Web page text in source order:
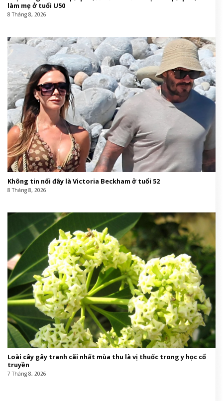
làm mẹ ở tuổi U50
8 Tháng 8, 2026
Không tin nổi đây là Victoria Beckham ở tuổi 52
8 Tháng 8, 2026
Loài cây gây tranh cãi nhất mùa thu là vị thuốc trong y học cổ
truyền
7 Tháng 8, 2026